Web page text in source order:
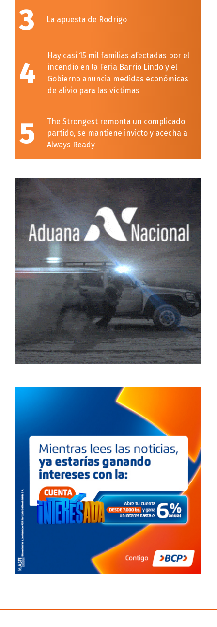
3 La apuesta de Rodrigo
4
Hay casi 15 mil familias afectadas por el
incendio en la Feria Barrio Lindo y el
Gobierno anuncia medidas económicas
de alivio para las víctimas
5
The Strongest remonta un complicado
partido, se mantiene invicto y acecha a
Always Ready